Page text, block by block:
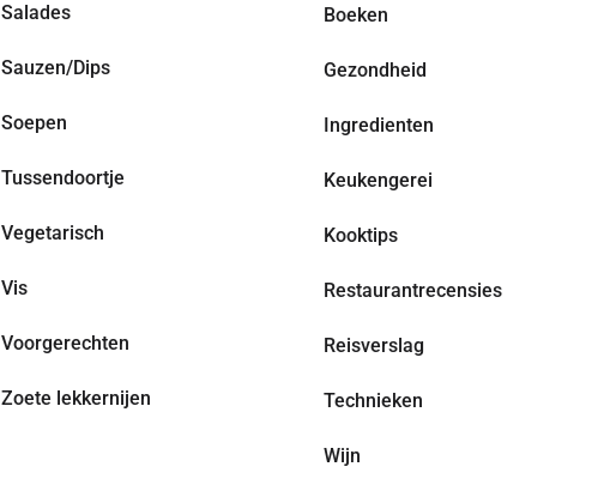
Salades
Sauzen/Dips
Soepen
Tussendoortje
Vegetarisch
Vis
Voorgerechten
Zoete lekkernijen
Boeken
Gezondheid
Ingredienten
Keukengerei
Kooktips
Restaurantrecensies
Reisverslag
Technieken
Wijn